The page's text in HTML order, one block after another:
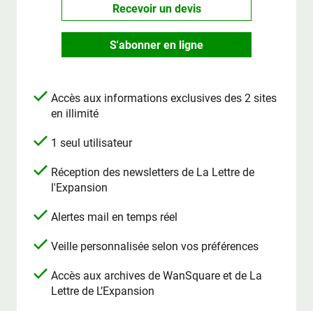
Recevoir un devis
S'abonner en ligne
Accès aux informations exclusives des 2 sites
en illimité
1 seul utilisateur
Réception des newsletters de La Lettre de
l'Expansion
Alertes mail en temps réel
Veille personnalisée selon vos préférences
Accès aux archives de WanSquare et de La
Lettre de L’Expansion